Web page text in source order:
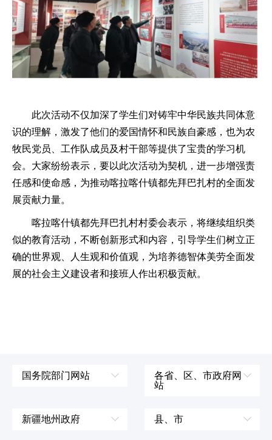
此次活动不仅加深了学生们对铸牢中华民族共同体意
识的理解，激发了他们的爱国情怀和民族自豪感，也为农
牧民党员、工作队成员及村干部等提供了宝贵的学习机
会。大家纷纷表示，要以此次活动为契机，进一步增强责
任感和使命感，为推动喀拉喀什镇都先拜巴扎村的全面发
展贡献力量。
喀拉喀什镇都先拜巴扎村村委会表示，将继续组织类
似的教育活动，不断创新形式和内容，引导学生们树立正
确的世界观、人生观和价值观，为培养德智体美劳全面发
展的社会主义建设者和接班人作出积极贡献。
国务院部门网站
国防部
各省、区、市政府网
站
新疆地州政府 县、市